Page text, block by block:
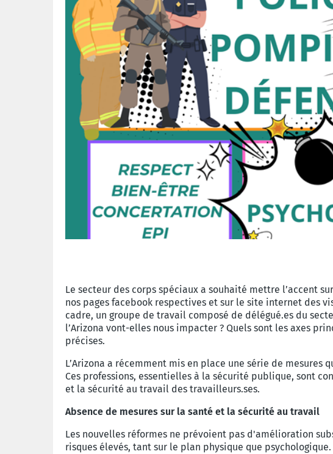
Le secteur des corps spéciaux a souhaité mettre l’accent
nos pages facebook respectives et sur le site internet des
cadre, un groupe de travail composé de délégué.es du
l’Arizona vont-elles nous impacter ? Quels sont les axes
précises.
L’Arizona a récemment mis en place une série de
Ces professions, essentielles à la sécurité publique, sont
et la sécurité au travail des travailleurs.ses.
Absence de mesures sur la santé et la sécurité au travail
Les nouvelles réformes ne prévoient pas d'amélioration
risques élevés, tant sur le plan physique que psychologique.